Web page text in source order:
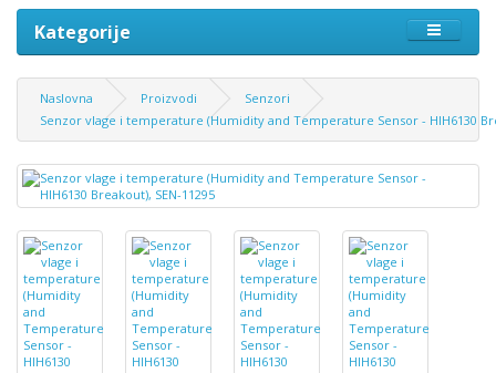
Kategorije
Naslovna Proizvodi
Senzori
Senzor vlage i temperature (Humidity and Temperature Sensor - HIH6130